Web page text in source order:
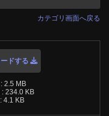
カテゴリ画面へ戻る
ドする
2.5 MB
234.0 KB
4.1 KB